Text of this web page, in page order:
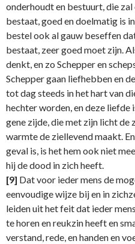
onderhoudt en bestuurt, die
bestaat, goed en doelmatig is
bestel ook al gauw beseffen
bestaat, zeer goed moet zijn.
denkt, en zo Schepper en
Schepper gaan liefhebben en
tot dag steeds in het hart van
hechter worden, en deze liefde
gene zijde, die met zijn licht
warmte de ziellevend maakt.
geval is, is het hem ook niet
hij de dood in zich heeft.
[9] Dat voor ieder mens de
eenvoudige wijze bij en in
leiden uit het feit dat ieder
te horen en reukzin heeft en
verstand, rede, en handen en